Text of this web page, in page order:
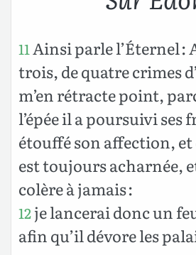
11Ainsi parle l’Éternel :
trois, de quatre crimes
m’en rétracte point,
l’épée il a poursuivi ses
étouffé son affection,
est toujours acharnée,
colère à jamais :
12je lancerai donc un
afin qu’il dévore les